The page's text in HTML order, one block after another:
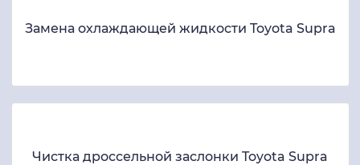
Замена охлаждающей жидкости Toyota Supra
Чистка дроссельной заслонки Toyota Supra